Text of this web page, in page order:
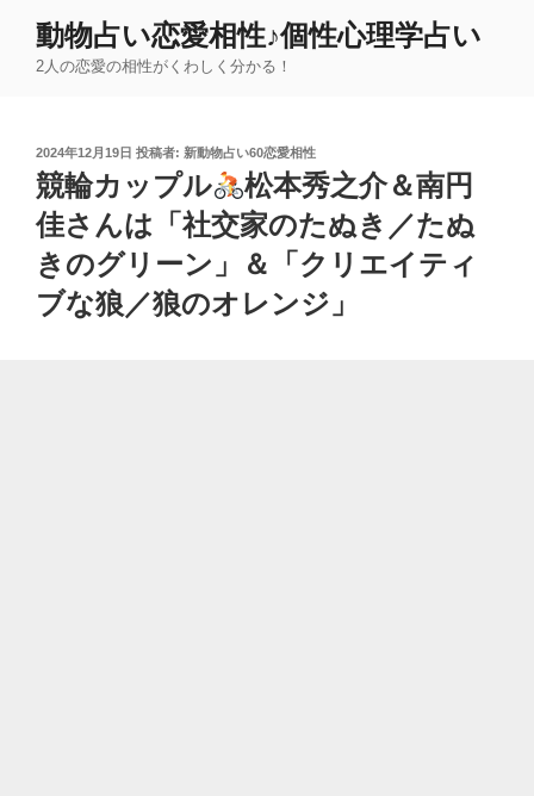
動物占い恋愛相性♪個性心理学占い
2人の恋愛の相性がくわしく分かる！
投
稿
日:
2024年12月19日 投稿者: 新動物占い60恋愛相性
競輪カップル
松本秀之介＆南円
佳さんは「社交家のたぬき／たぬ
きのグリーン」＆「クリエイティ
ブな狼／狼のオレンジ」